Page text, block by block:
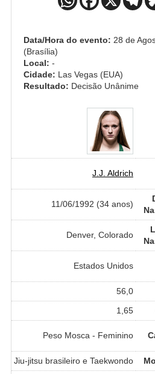
Data/Hora do evento: 28 de
(Brasília)
Local: -
Cidade: Las Vegas (EUA)
Resultado: Decisão Unânime
J.J. Aldrich
11/06/1992 (34 anos)
Denver, Colorado
Estados Unidos
56,0
1,65
Peso Mosca - Feminino
Jiu-jitsu brasileiro e Taekwondo